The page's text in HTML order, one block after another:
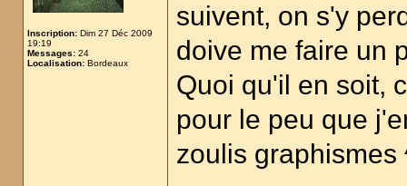
Inscription: Dim 27 Déc 2009
19:19
Messages: 24
Localisation: Bordeaux
suivent, on s'y
doive me faire un
Quoi qu'il en soit,
pour le peu que
zoulis